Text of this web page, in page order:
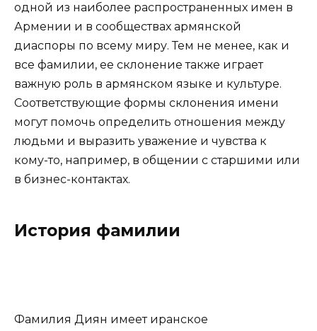
одной из наиболее распространенных имен в
Армении и в сообществах армянской
диаспоры по всему миру. Тем не менее, как и
все фамилии, ее склонение также играет
важную роль в армянском языке и культуре.
Соответствующие формы склонения имени
могут помочь определить отношения между
людьми и выразить уважение и чувства к
кому-то, например, в общении с старшими или
в бизнес-контактах.
История фамилии
Фамилия Диян имеет иранское